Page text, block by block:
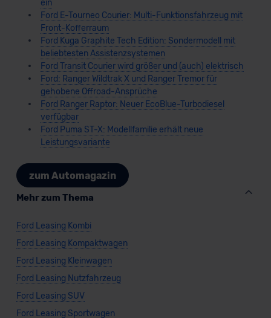
ein
Ford E-Tourneo Courier: Multi-Funktionsfahrzeug mit
Front-Kofferraum
Ford Kuga Graphite Tech Edition: Sondermodell mit
beliebtesten Assistenzsystemen
Ford Transit Courier wird größer und (auch) elektrisch
Ford: Ranger Wildtrak X und Ranger Tremor für
gehobene Offroad-Ansprüche
Ford Ranger Raptor: Neuer EcoBlue-Turbodiesel
verfügbar
Ford Puma ST-X: Modellfamilie erhält neue
Leistungsvariante
zum Automagazin
Mehr zum Thema
Ford Leasing Kombi
Ford Leasing Kompaktwagen
Ford Leasing Kleinwagen
Ford Leasing Nutzfahrzeug
Ford Leasing SUV
Ford Leasing Sportwagen